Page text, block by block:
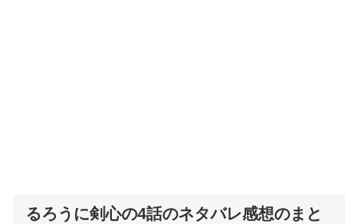
るろうに剣心の4話のネタバレ感想のまと